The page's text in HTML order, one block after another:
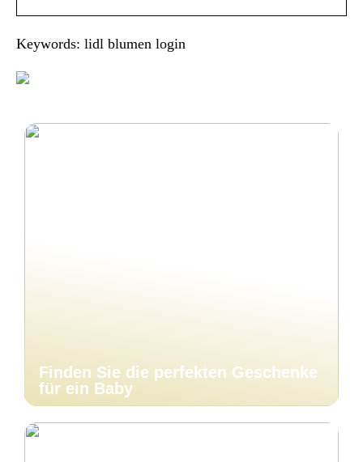
Keywords: lidl blumen login
Finden Sie die perfekten Geschenke
für ein Baby